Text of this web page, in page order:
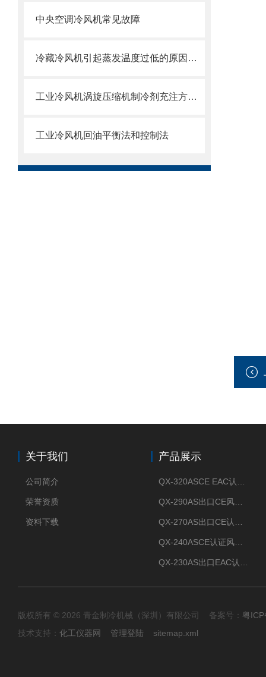
中央空调冷风机常见故障
冷藏冷风机引起蒸发温度过低的原因及解决办法
工业冷风机涡旋压缩机制冷剂充注方法与充注问题
工业冷风机回油平衡法和控制法
关于我们
公司简介
荣誉资质
资料下载
产品展示
版权所有 © 2026 青金制冷机械（深圳）有限公司 备案号： 粤
技术支持： 化工仪器网 管理登陆 sitemap.xml